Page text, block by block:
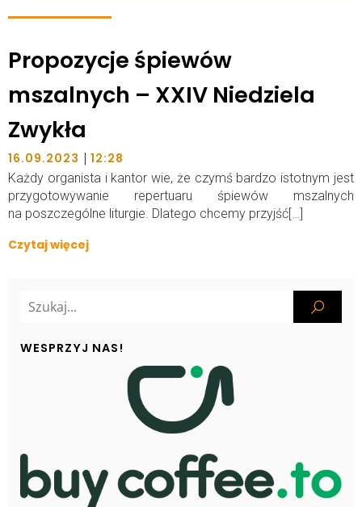
Propozycje śpiewów
mszalnych – XXIV Niedziela
Zwykła
16.09.2023 | 12:28
Każdy organista i kantor wie, że czymś bardzo istotnym jest
przygotowywanie repertuaru śpiewów mszalnych
na poszczególne liturgie. Dlatego chcemy przyjść[…]
Czytaj więcej
WESPRZYJ NAS!